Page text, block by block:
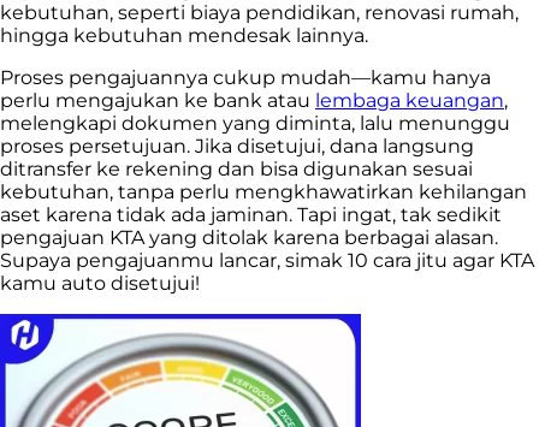
kebutuhan, seperti biaya pendidikan, renovasi rumah,
hingga kebutuhan mendesak lainnya.
Proses pengajuannya cukup mudah—kamu hanya
perlu mengajukan ke bank atau lembaga keuangan,
melengkapi dokumen yang diminta, lalu menunggu
proses persetujuan. Jika disetujui, dana langsung
ditransfer ke rekening dan bisa digunakan sesuai
kebutuhan, tanpa perlu mengkhawatirkan kehilangan
aset karena tidak ada jaminan. Tapi ingat, tak sedikit
pengajuan KTA yang ditolak karena berbagai alasan.
Supaya pengajuanmu lancar, simak 10 cara jitu agar KTA
kamu auto disetujui!